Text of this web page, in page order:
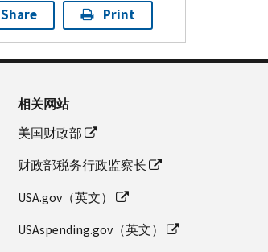
Share Print
相关网站
美国财政部
财政部税务行政监察长
USA.gov（英文）
USAspending.gov（英文）